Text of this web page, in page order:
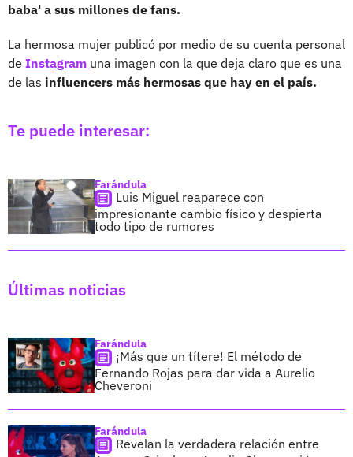
baba' a sus millones de fans.
La hermosa mujer publicó por medio de su cuenta personal
de Instagram una imagen con la que deja claro que es una
de las influencers más hermosas que hay en el país.
Te puede interesar:
Farándula
Luis Miguel reaparece con
impresionante cambio físico y despierta
todo tipo de rumores
Últimas noticias
Farándula
¡Más que un títere! El método de
Fernando Rojas para dar vida a Aurelio
Cheveroni
Farándula
Revelan la verdadera relación entre